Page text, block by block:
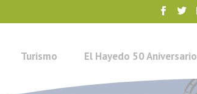
Turismo El Hayedo 50 Aniversario